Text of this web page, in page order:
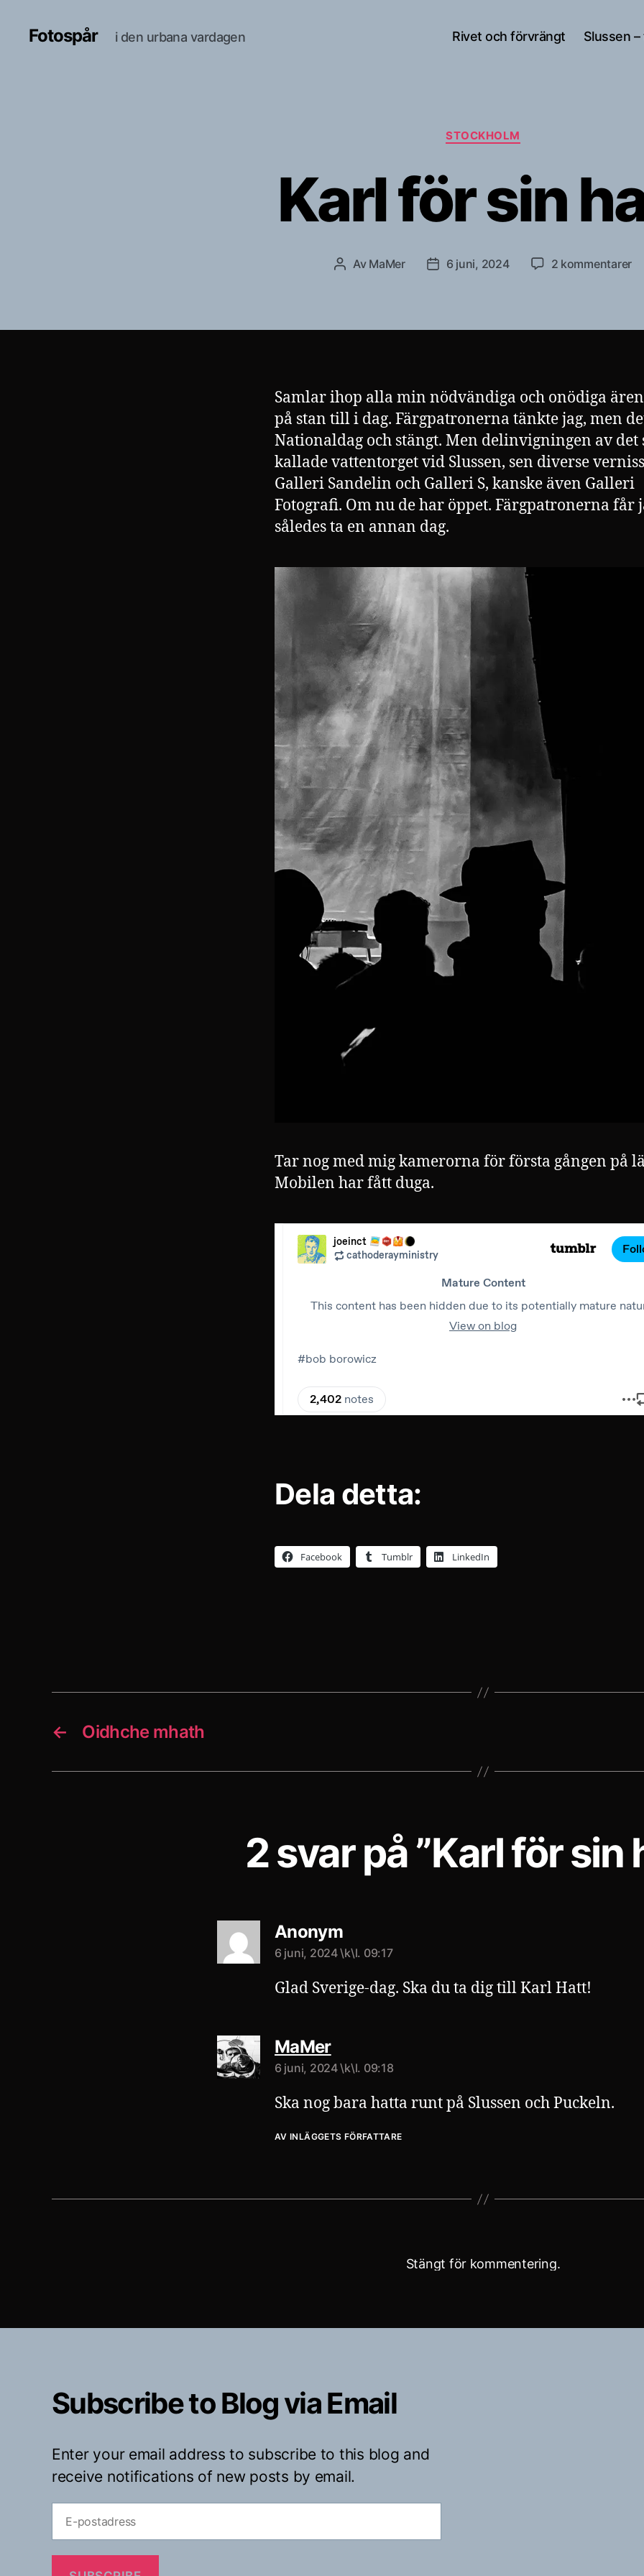
Fotospår i den urbana vardagen Rivet och förvrängt Slussen
Kategorier
STOCKHOLM
Karl för sin
Inläggsförfattare
Av MaMer Inläggsdatum
6 juni, 2024 2 kommentarertill
Samlar ihop alla min nödvändiga och onödiga
på stan till i dag. Färgpatronerna tänkte jag, men
Nationaldag och stängt. Men delinvigningen av det
kallade vattentorget vid Slussen, sen diverse
Galleri Sandelin och Galleri S, kanske även Galleri
Fotografi. Om nu de har öppet. Färgpatronerna får
således ta en annan dag.
Tar nog med mig kamerorna för första gången på
Mobilen har fått duga.
Dela detta:
Facebook Tumblr LinkedIn
← Oidhche mhath
2 svar på ”Karl för sin
Anonymsäger:
6 juni, 2024 \k\l. 09:17
Glad Sverige-dag. Ska du ta dig till Karl Hatt!
MaMersäger:
6 juni, 2024 \k\l. 09:18
Ska nog bara hatta runt på Slussen och Puckeln.
AV INLÄGGETS FÖRFATTARE
Stängt för kommentering.
Subscribe to Blog via Email
Enter your email address to subscribe to this blog and
receive notifications of new posts by email.
postadress